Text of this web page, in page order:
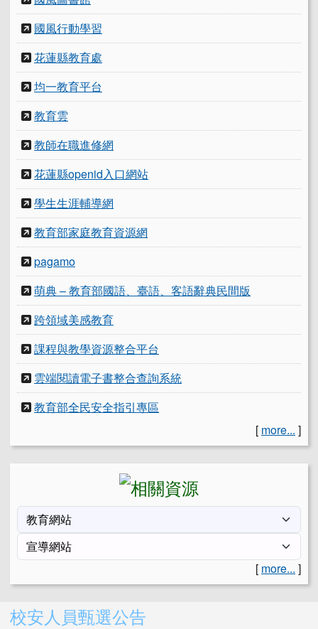
國風行動學習
花蓮縣教育處
均一教育平台
教育雲
教師在職進修網
花蓮縣openid入口網站
學生生涯輔導網
教育部家庭教育資源網
pagamo
萌典 – 教育部國語、臺語、客語辭典民間版
跨領域美感教育
課程與教學資源整合平台
雲端閱讀電子書整合查詢系統
教育部全民安全指引專區
[ more... ]
[ more... ]
右邊區域內容
校安人員甄選公告